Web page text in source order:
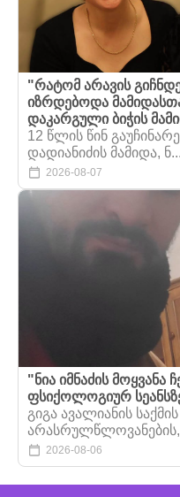
"რატომ არავის
იზრდებოდა
დაკარგული ბიჭის
12 წლის წინ
დადიანიძის მამიდა, ნ...
2026-08-07
"ნია იმნაძის
ფსიქოლოგიურ
გიგა ავალიანის
არასრულწლოვანების,
2026-08-06